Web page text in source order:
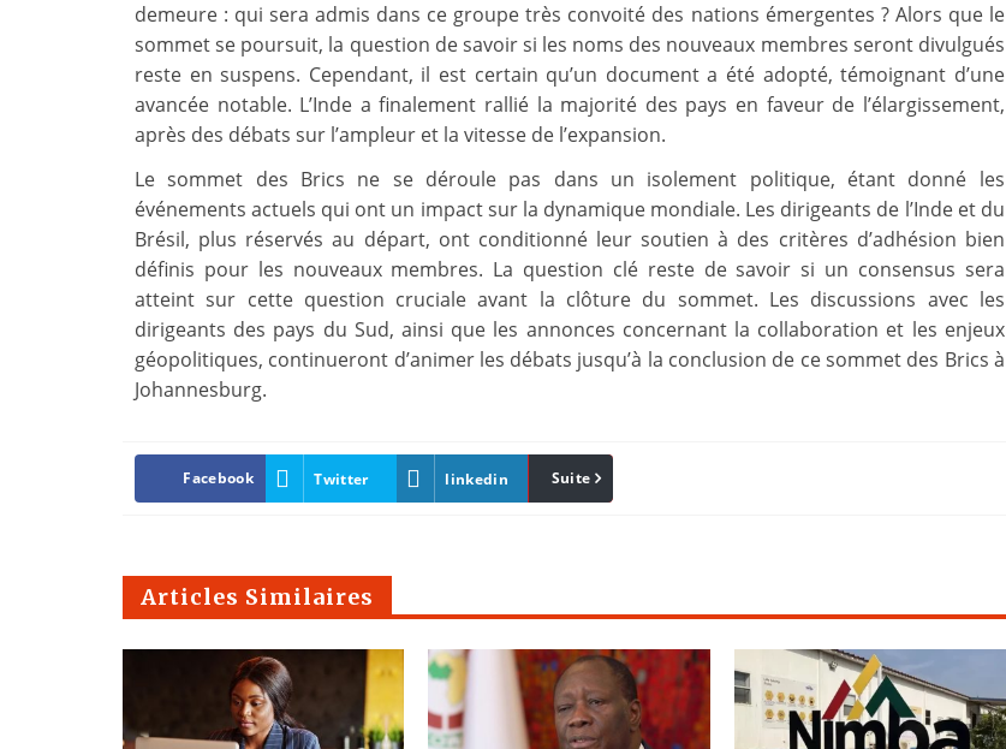
demeure : qui sera admis dans ce groupe très convoité des nations émergentes ? Alors que le
sommet se poursuit, la question de savoir si les noms des nouveaux membres seront divulgués
reste en suspens. Cependant, il est certain qu’un document a été adopté, témoignant d’une
avancée notable. L’Inde a finalement rallié la majorité des pays en faveur de l’élargissement,
après des débats sur l’ampleur et la vitesse de l’expansion.
Le sommet des Brics ne se déroule pas dans un isolement politique, étant donné les
événements actuels qui ont un impact sur la dynamique mondiale. Les dirigeants de l’Inde et du
Brésil, plus réservés au départ, ont conditionné leur soutien à des critères d’adhésion bien
définis pour les nouveaux membres. La question clé reste de savoir si un consensus sera
atteint sur cette question cruciale avant la clôture du sommet. Les discussions avec les
dirigeants des pays du Sud, ainsi que les annonces concernant la collaboration et les enjeux
géopolitiques, continueront d’animer les débats jusqu’à la conclusion de ce sommet des Brics à
Johannesburg.
Facebook Twitter linkedin Pinterest
Suite
Articles Similaires